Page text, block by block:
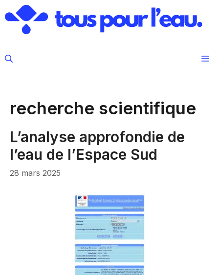
au
contenu
recherche scientifique
L’analyse approfondie de
l’eau de l’Espace Sud
28 mars 2025